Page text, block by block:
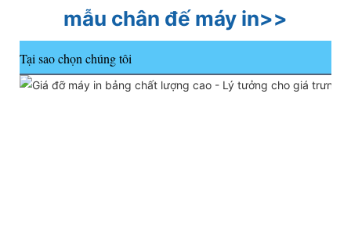
mẫu chân đế máy in>>
Tại sao chọn chúng tôi